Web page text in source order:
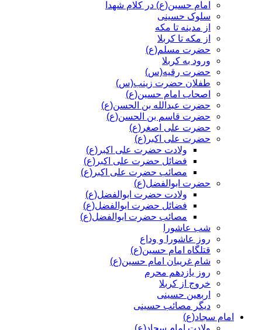
امام حسین(ع) در کلام شهدا
سلوک حسینی
از مدینه تا مکه
از مکه تا کربلا
حضرت مسلم(ع)
ورود به کربلا
حضرت رقیه(س)
طفلان حضرت زینب(س)
اصحاب امام حسین(ع)
حضرت عبدالله بن الحسن(ع)
حضرت قاسم بن الحسن(ع)
حضرت علی اصغر(ع)
حضرت علی اکبر(ع)
ولادت حضرت علی اکبر(ع)
فضائل حضرت علی اکبر(ع)
مصائب حضرت علی اکبر(ع)
حضرت ابوالفضل(ع)
ولادت حضرت ابوالفضل(ع)
فضائل حضرت ابوالفضل(ع)
مصائب حضرت ابوالفضل(ع)
شب عاشورا
روز عاشورا و وداع
قتلگاه امام حسین(ع)
شام غریبان امام حسین(ع)
روز یازدهم محرم
خروج از کربلا
اربعین حسینی
دیگر مصائب حسینی
امام سجاد(ع)
ولادت امام سجاد(ع)